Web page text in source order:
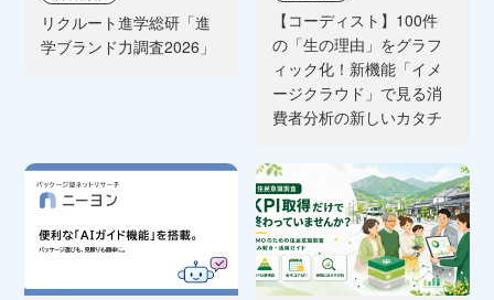
リクルート進学総研「進
学ブランド力調査2026」
【コーディスト】100件
の「生の理由」をグラフ
ィック化！新機能「イメ
ージクラウド」で見る消
費者分析の新しいカタチ